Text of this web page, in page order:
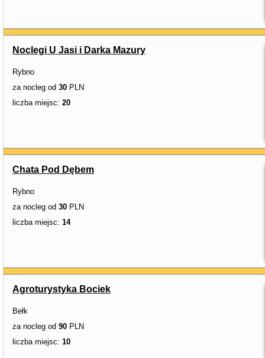
Noclegi U Jasi i Darka Mazury
Rybno
za nocleg od 30 PLN
liczba miejsc: 20
Chata Pod Dębem
Rybno
za nocleg od 30 PLN
liczba miejsc: 14
Agroturystyka Bociek
Bełk
za nocleg od 90 PLN
liczba miejsc: 10